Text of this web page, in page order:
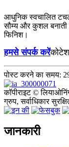
आधुनिक स्वचालित
सौम्य और कुशल बनाती
फिनिश।
हमसे संपर्क करें
पोस्ट करने का समय:
कॉपीराइट ©
ग्रुप, सर्वाधिकार
जानकारी